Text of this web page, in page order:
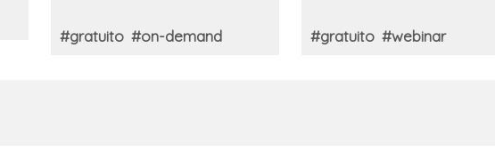
#gratuito #on-demand #gratuito #webinar